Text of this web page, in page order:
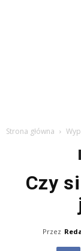
Strona główna
Czy
Przez